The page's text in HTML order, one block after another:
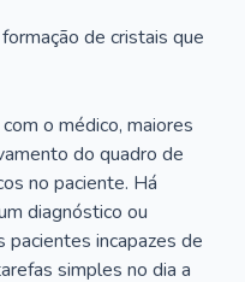
de cristais que
o médico, maiores
do quadro de
no paciente. Há
diagnóstico ou
incapazes de
simples no dia a